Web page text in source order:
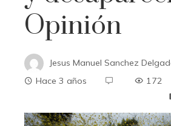
Opinión
Jesus Manuel Sanchez
Hace 3 años
172